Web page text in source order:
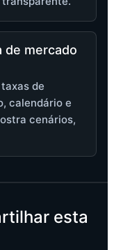
de mercado
de
calendário e
cenários,
esta